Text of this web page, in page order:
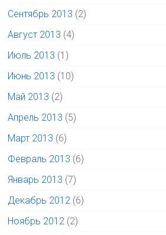
Сентябрь 2013 (2)
Август 2013 (4)
Июль 2013 (1)
Июнь 2013 (10)
Май 2013 (2)
Апрель 2013 (5)
Март 2013 (6)
Февраль 2013 (6)
Январь 2013 (7)
Декабрь 2012 (6)
Ноябрь 2012 (2)